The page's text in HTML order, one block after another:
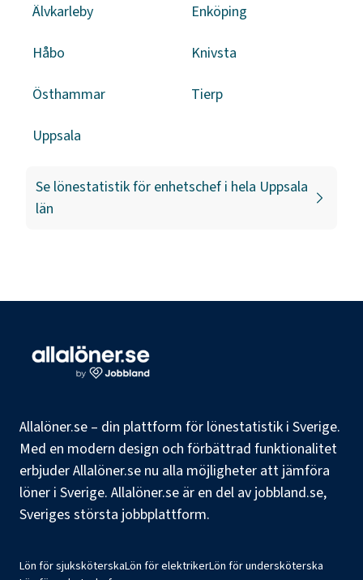
Älvkarleby Enköping
Håbo Knivsta
Östhammar Tierp
Uppsala
Se lönestatistik för enhetschef i hela Uppsala
län
Allalöner.se – din plattform för lönestatistik i Sverige.
Med en modern design och förbättrad funktionalitet
erbjuder Allalöner.se nu alla möjligheter att jämföra
löner i Sverige. Allalöner.se är en del av jobbland.se,
Sveriges största jobbplattform.
Lön för sjuksköterskaLön för elektrikerLön för undersköterska